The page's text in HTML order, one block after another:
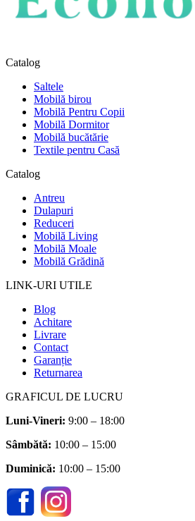
Catalog
Saltele
Mobilă birou
Mobilă Pentru Copii
Mobilă Dormitor
Mobilă bucătărie
Textile pentru Casă
Catalog
Antreu
Dulapuri
Reduceri
Mobilă Living
Mobilă Moale
Mobilă Grădină
LINK-URI UTILE
Blog
Achitare
Livrare
Contact
Garanție
Returnarea
GRAFICUL DE LUCRU
Luni-Vineri: 9:00 – 18:00
Sâmbătă: 10:00 – 15:00
Duminică: 10:00 – 15:00